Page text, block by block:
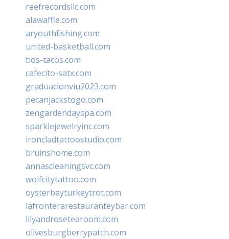
reefrecordsllc.com
alawaffle.com
aryouthfishing.com
united-basketball.com
tios-tacos.com
cafecito-satx.com
graduacionviu2023.com
pecanjackstogo.com
zengardendayspa.com
sparklejewelryinc.com
ironcladtattoostudio.com
bruinshome.com
annascleaningsvc.com
wolfcitytattoo.com
oysterbayturkeytrot.com
lafronterarestauranteybar.com
lilyandrosetearoom.com
olivesburgberrypatch.com